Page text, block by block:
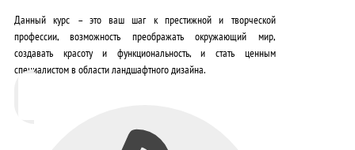
Данный курс – этоваш шаг к престижной и творческой
профессии, возможность преображать окружающий мир,
создавать красоту и функциональность, и стать ценным
специалистомв области ландшафтного дизайна.